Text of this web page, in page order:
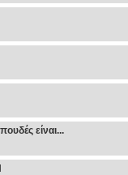
είναι...